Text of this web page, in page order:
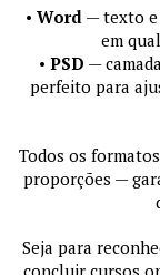
• Word — texto
em
• PSD —
perfeito para
Todos os
proporções —
Seja para
concluir cursos